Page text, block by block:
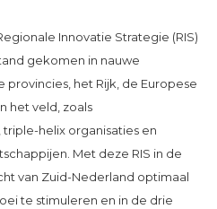
Innovatie Strategie (RIS)
gekomen in nauwe
provincies, het Rijk, de Europese
het veld, zoals
helix organisaties en
Met deze RIS in de
van Zuid-Nederland optimaal
te stimuleren en in de drie